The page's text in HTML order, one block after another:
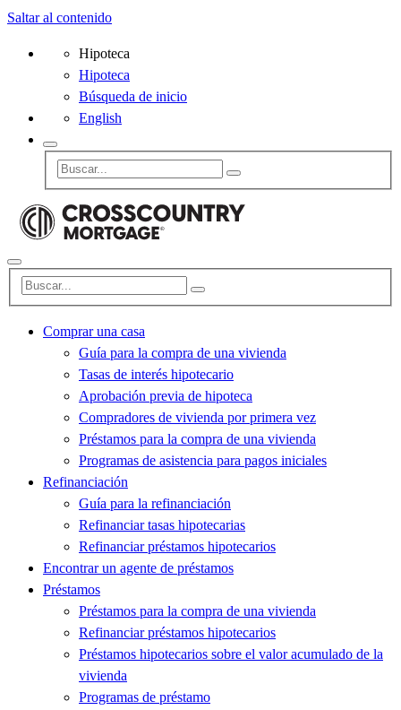
Saltar al contenido
Hipoteca
Hipoteca
Búsqueda de inicio
English
Comprar una casa
Guía para la compra de una vivienda
Tasas de interés hipotecario
Aprobación previa de hipoteca
Compradores de vivienda por primera vez
Préstamos para la compra de una vivienda
Programas de asistencia para pagos iniciales
Refinanciación
Guía para la refinanciación
Refinanciar tasas hipotecarias
Refinanciar préstamos hipotecarios
Encontrar un agente de préstamos
Préstamos
Préstamos para la compra de una vivienda
Refinanciar préstamos hipotecarios
Préstamos hipotecarios sobre el valor acumulado de la
vivienda
Programas de préstamo